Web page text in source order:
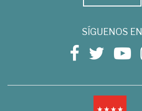
SÍGUENOS EN